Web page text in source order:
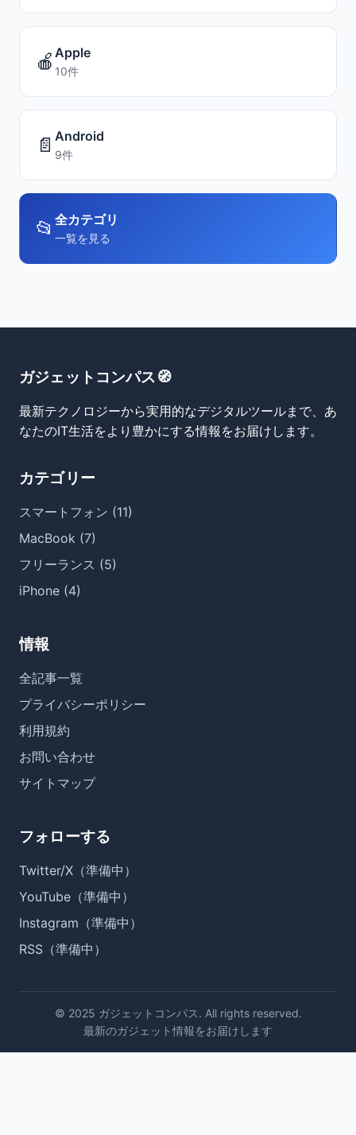
🍎 Apple
10件
📄 Android
9件
📂 全カテゴリ
一覧を見る
ガジェットコンパス🧭
最新テクノロジーから実用的なデジタルツールまで、あ
なたのIT生活をより豊かにする情報をお届けします。
カテゴリー
スマートフォン (11)
MacBook (7)
フリーランス (5)
iPhone (4)
情報
全記事一覧
プライバシーポリシー
利用規約
お問い合わせ
サイトマップ
フォローする
Twitter/X（準備中）
YouTube（準備中）
Instagram（準備中）
RSS（準備中）
© 2025 ガジェットコンパス. All rights reserved.
最新のガジェット情報をお届けします